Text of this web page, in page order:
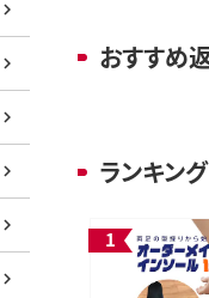
おすすめ
ランキング